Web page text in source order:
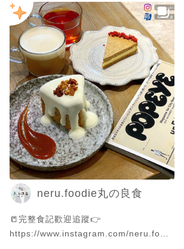
neru.foodie丸の良食
📒完整食記歡迎追蹤👉
https://www.instagram.com/neru.foodie